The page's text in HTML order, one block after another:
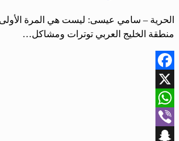
الحرية – سامي عيسى: ليست هي المرة الأولى
منطقة الخليج العربي توترات ومشاكل…
Facebook
X
WhatsApp
Viber